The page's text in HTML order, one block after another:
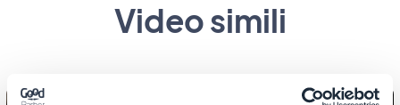
Video simili